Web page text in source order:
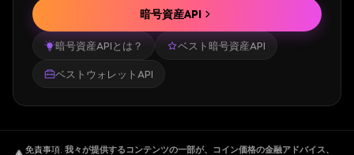
暗号資産APIとは？ ベスト暗号資産API
ベストウォレットAPI
暗号資産API
免責事項. 我々が提供するコンテンツの一部が、コイン価格の金融アドバイス、